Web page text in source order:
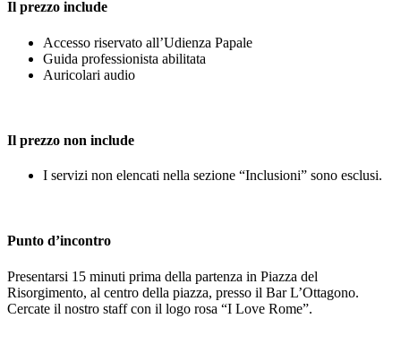
Il prezzo include
Accesso riservato all’Udienza Papale
Guida professionista abilitata
Auricolari audio
Il prezzo non include
I servizi non elencati nella sezione “Inclusioni” sono esclusi.
Punto d’incontro
Presentarsi 15 minuti prima della partenza in Piazza del
Risorgimento, al centro della piazza, presso il Bar L’Ottagono.
Cercate il nostro staff con il logo rosa “I Love Rome”.